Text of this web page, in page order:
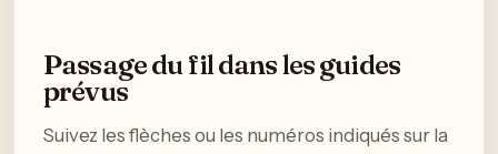
Passage du fil dans les guides
prévus
Suivez les flèches ou les numéros indiqués sur la